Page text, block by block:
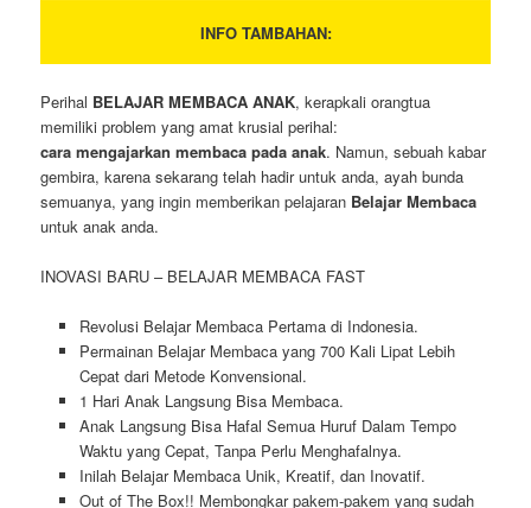
INFO TAMBAHAN:
Perihal BELAJAR MEMBACA ANAK, kerapkali orangtua
memiliki problem yang amat krusial perihal:
cara mengajarkan membaca pada anak. Namun, sebuah kabar
gembira, karena sekarang telah hadir untuk anda, ayah bunda
semuanya, yang ingin memberikan pelajaran Belajar Membaca
untuk anak anda.
INOVASI BARU – BELAJAR MEMBACA FAST
Revolusi Belajar Membaca Pertama di Indonesia.
Permainan Belajar Membaca yang 700 Kali Lipat Lebih
Cepat dari Metode Konvensional.
1 Hari Anak Langsung Bisa Membaca.
Anak Langsung Bisa Hafal Semua Huruf Dalam Tempo
Waktu yang Cepat, Tanpa Perlu Menghafalnya.
Inilah Belajar Membaca Unik, Kreatif, dan Inovatif.
Out of The Box!! Membongkar pakem-pakem yang sudah